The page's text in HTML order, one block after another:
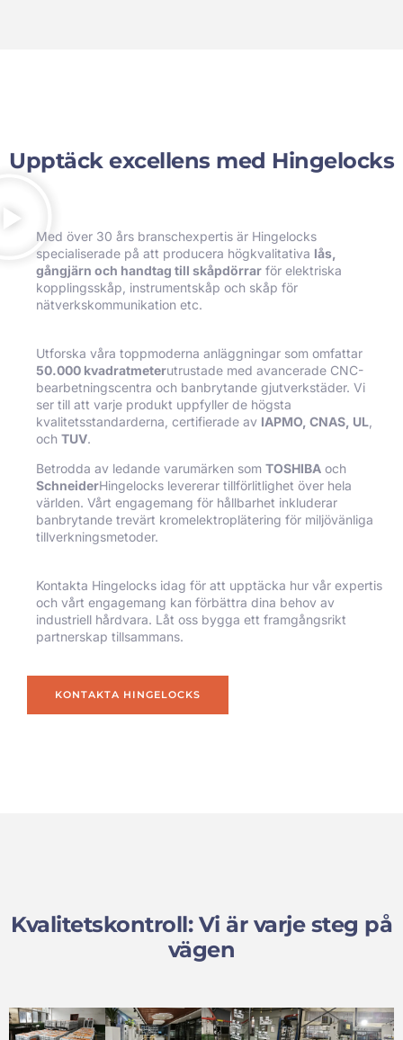
Upptäck excellens med Hingelocks
Med över 30 års branschexpertis är Hingelocks
specialiserade på att producera högkvalitativa lås,
gångjärn och handtag till skåpdörrar för elektriska
kopplingsskåp, instrumentskåp och skåp för
nätverkskommunikation etc.
Utforska våra toppmoderna anläggningar som omfattar
50.000 kvadratmeterutrustade med avancerade CNC-
bearbetningscentra och banbrytande gjutverkstäder. Vi
ser till att varje produkt uppfyller de högsta
kvalitetsstandarderna, certifierade av IAPMO, CNAS, UL
och TUV.
Betrodda av ledande varumärken som TOSHIBA och
SchneiderHingelocks levererar tillförlitlighet över hela
världen. Vårt engagemang för hållbarhet inkluderar
banbrytande trevärt kromelektroplätering för miljövänliga
tillverkningsmetoder.
Kontakta Hingelocks idag för att upptäcka hur vår expertis
och vårt engagemang kan förbättra dina behov av
industriell hårdvara. Låt oss bygga ett framgångsrikt
partnerskap tillsammans.
KONTAKTA HINGELOCKS
Kvalitetskontroll: Vi är varje steg på
vägen